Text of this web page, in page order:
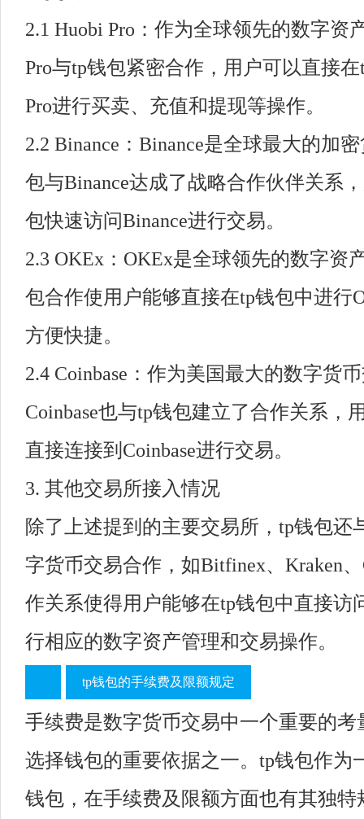
2.1 Huobi Pro：作为全球领先的数字资
Pro与tp钱包紧密合作，用户可以直接
Pro进行买卖、充值和提现等操作。
2.2 Binance：Binance是全球最大的加
包与Binance达成了战略合作伙伴关系
包快速访问Binance进行交易。
2.3 OKEx：OKEx是全球领先的数字资
包合作使用户能够直接在tp钱包中进行
方便快捷。
2.4 Coinbase：作为美国最大的数字货
Coinbase也与tp钱包建立了合作关系，
直接连接到Coinbase进行交易。
3. 其他交易所接入情况
除了上述提到的主要交易所，tp钱包还
字货币交易合作，如Bitfinex、Kraken
作关系使得用户能够在tp钱包中直接访
行相应的数字资产管理和交易操作。
tp钱包的手续费及限额规定
手续费是数字货币交易中一个重要的考
选择钱包的重要依据之一。tp钱包作为
钱包，在手续费及限额方面也有其独特